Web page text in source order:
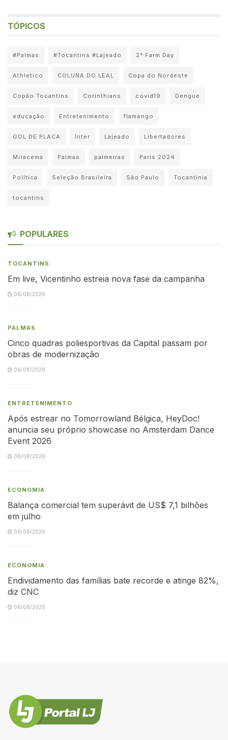
TÓPICOS
#Palmas #Tocantins #Lajeado 2° Farm Day
Athletico COLUNA DO LEAL Copa do Nordeste
Copão Tocantins Corinthians covid19 Dengue
educação Entretenimento flamengo
GOL DE PLACA Inter Lajeado Libertadores
Miracema Palmas palmeiras Paris 2024
Política Seleção Brasileira São Paulo Tocantinia
tocantins
POPULARES
TOCANTINS
Em live, Vicentinho estreia nova fase da campanha
06/08/2026
PALMAS
Cinco quadras poliesportivas da Capital passam por
obras de modernização
06/08/2026
ENTRETENIMENTO
Após estrear no Tomorrowland Bélgica, HeyDoc!
anuncia seu próprio showcase no Amsterdam Dance
Event 2026
06/08/2026
ECONOMIA
Balança comercial tem superávit de US$ 7,1 bilhões
em julho
06/08/2026
ECONOMIA
Endividamento das famílias bate recorde e atinge 82%,
diz CNC
06/08/2026